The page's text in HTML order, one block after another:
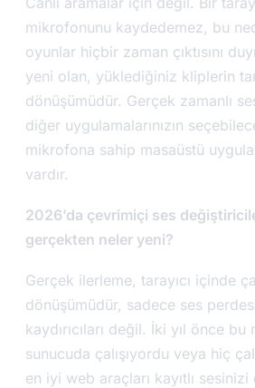
mikrofonunu kaydedemez, bu
oyunlar hiçbir zaman çıktısını
yeni olan, yüklediğiniz kliplerin
dönüşümüdür. Gerçek zamanlı
diğer uygulamalarınızın
mikrofona sahip masaüstü
vardır.
2026’da çevrimiçi ses
gerçekten neler yeni?
Gerçek ilerleme, tarayıcı içinde
dönüşümüdür, sadece ses
kaydırıcıları değil. İki yıl önce
sunucuda çalışıyordu veya hiç
en iyi web araçları kayıtlı